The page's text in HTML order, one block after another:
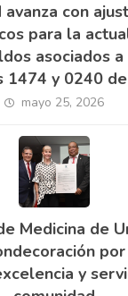
avanza con
para la
asociados
1474 y 0240
mayo 25, 2026
Medicina de
y